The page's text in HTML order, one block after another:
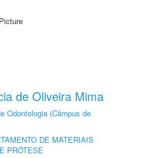
de Oliveira Mima
Odontologia (Câmpus de
DE MATERIAIS
PRÓTESE